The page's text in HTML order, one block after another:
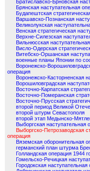
Братиславско-Брновская
Брянская наступательная
Будапештская
Варшавско-Познанская
Великолукская
Венская стратегическая
Верхне-Силезская
Вильнюсская
Висло-Одерская
Витебско-Оршанская
военные планы Японии по
Воронежско-
операция
Воронежско-Касторненская
Ворошиловградская
Восточно-Карпатская
Восточно-Померанская
Восточно-Прусская
второй период Великой
второй штурм Севастополя
второй этап Медынско-
Выборгская наступательная
Выборгско-Петрозаводская
операция
Вяземская оборонительная
германский план штурма
Голландская операция 1944
Гомельско-Речицкая
Городокская наступательная